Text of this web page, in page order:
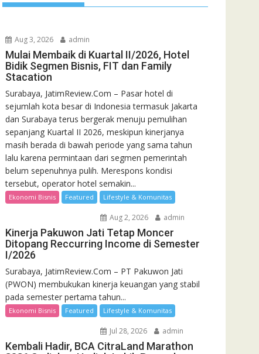
Aug 3, 2026 admin
Mulai Membaik di Kuartal II/2026, Hotel
Bidik Segmen Bisnis, FIT dan Family
Stacation
Surabaya, JatimReview.Com – Pasar hotel di
sejumlah kota besar di Indonesia termasuk Jakarta
dan Surabaya terus bergerak menuju pemulihan
sepanjang Kuartal II 2026, meskipun kinerjanya
masih berada di bawah periode yang sama tahun
lalu karena permintaan dari segmen pemerintah
belum sepenuhnya pulih. Merespons kondisi
tersebut, operator hotel semakin...
Ekonomi Bisnis Featured Lifestyle & Komunitas
Aug 2, 2026 admin
Kinerja Pakuwon Jati Tetap Moncer
Ditopang Reccurring Income di Semester
I/2026
Surabaya, JatimReview.Com – PT Pakuwon Jati
(PWON) membukukan kinerja keuangan yang stabil
pada semester pertama tahun...
Ekonomi Bisnis Featured Lifestyle & Komunitas
Jul 28, 2026 admin
Kembali Hadir, BCA CitraLand Marathon